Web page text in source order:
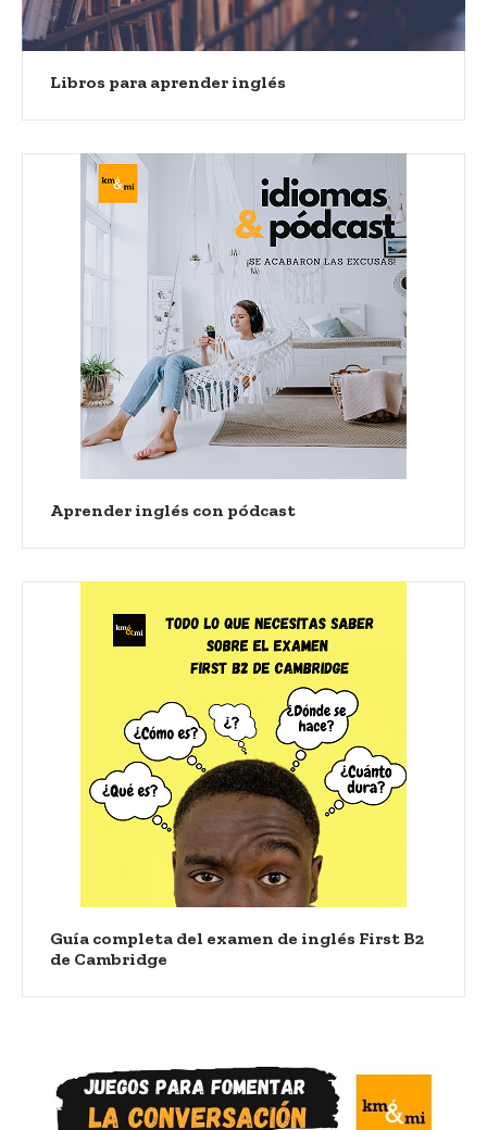
Libros para aprender inglés
Aprender inglés con pódcast
Guía completa del examen de inglés First B2
de Cambridge